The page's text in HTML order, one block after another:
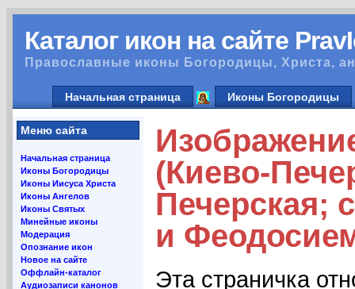
Каталог икон на сайте
Православные иконы Богородицы, Христа,
Начальная страница Иконы Богородицы
Меню сайта
Начальная страница
Иконы Богородицы
Иконы Иисуса Христа
Иконы Ангелов
Иконы Святых
Минейные иконы
Модерация
Опознание икон
Новое на сайте
Оффлайн-каталог
Аудиозаписи канонов
(Киево-
Печерская;
и
Эта страничка